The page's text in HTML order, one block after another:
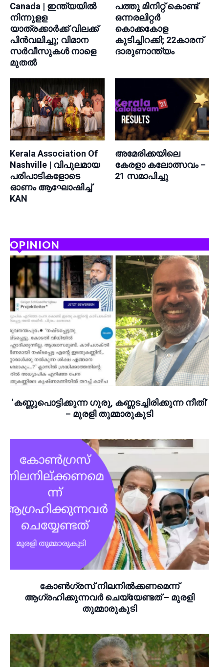
Canada | ഇന്ത്യയില്‍
നിന്നുളള
യാത്രക്കാര്‍ക്ക് വിലക്ക്
പിന്‍വലിച്ചു; വിമാന
സര്‍വീസുകള്‍ നാളെ
മുതല്‍
പത്തു മിനിറ്റ് കൊണ്ട്
ഒന്നരലിറ്റർ
കൊക്കകോള
കുടിച്ചിറക്കി; 22കാരന്
ദാരുണാന്ത്യം
Kerala Association Of
Nashville | വിപുലമായ
പരിപാടികളോടെ
ഓണം ആഘോഷിച്ച്
KAN
അമേരിക്കയിലെ
കേരളാ കലോത്സവം –
21 സമാപിച്ചു
OPINION
‘കണ്ണുപൊട്ടിക്കുന്ന ഗുരു, കണ്ണടച്ചിരിക്കുന്ന നീതി’
– മുരളി തുമ്മാരുകുടി
കോൺഗ്രസ് നിലനില്‍ക്കണമെന്ന്
ആഗ്രഹിക്കുന്നവർ ചെയ്യേണ്ടത് – മുരളി
തുമ്മാരുകുടി